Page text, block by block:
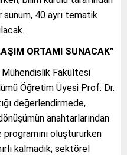
40 ayrı tematik
ORTAMI SUNACAK”
Mühendislik Fakültesi
Öğretim Üyesi Prof. Dr.
değerlendirmede,
anahtarlarından
programını oluştururken
kalmadık; sektörel